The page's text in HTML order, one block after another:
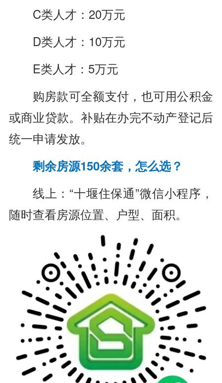
C类人才：20万元
D类人才：10万元
E类人才：5万元
购房款可全额支付，也可用公积金
或商业贷款。补贴在办完不动产登记后
统一申请发放。
剩余房源150余套，怎么选？
线上：“十堰住保通”微信小程序，
随时查看房源位置、户型、面积。